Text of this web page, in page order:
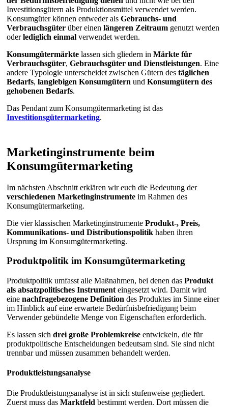
Investitionsgütern als Produktionsmittel verwendet werden.
Konsumgüter können entweder als Gebrauchs- und
Verbrauchsgüter über einen längeren Zeitraum genutzt werden
oderlediglich einmal verwendet werden.
Konsumgütermärkte lassen sich gliedern in Märkte für
Verbrauchsgüter, Gebrauchsgüter und Dienstleistungen. Eine
andere Typologie unterscheidet zwischen Gütern des täglichen
Bedarfs, langlebigen Konsumgütern und Konsumgütern des
gehobenen Bedarfs.
Das Pendant zum Konsumgütermarketing ist das
Investitionsgütermarketing.
Marketinginstrumente beim
Konsumgütermarketing
Im nächsten Abschnitt erklären wir euch die Bedeutung der
verschiedenen Marketinginstrumente im Rahmen des
Konsumgütermarketing.
Die vier klassischen Marketinginstrumente Produkt-, Preis,
Kommunikations- und Distributionspolitik haben ihren
Ursprung im Konsumgütermarketing.
Produktpolitik im Konsumgütermarketing
Produktpolitik umfasst alle Maßnahmen, bei denen das Produkt
als absatzpolitisches Instrument eingesetzt wird. Damit wird
eine nachfragebezogene Definition des Produktes im Sinne einer
im Hinblick auf eine erwartete Bedürfnisbefriedigung beim
Verwender gebündelte Menge von Eigenschaften erforderlich.
Es lassen sich drei große Problemkreise entwickeln, die für
produktpolitische Entscheidungen bedeutsam sind. Sie sind nicht
trennbar und müssen zusammen behandelt werden.
Produktleistungsanalyse
Die Produktleistungsanalyse ist in sich stufenweise gegliedert.
Zuerst muss das Marktfeld bestimmt werden. Dort müssen die